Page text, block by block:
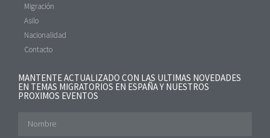
Migración
Asilo
Nacionalidad
Contacto
MANTENTE ACTUALIZADO CON LAS ULTIMAS NOVEDADES
EN TEMAS MIGRATORIOS EN ESPAÑA Y NUESTROS
PROXIMOS EVENTOS